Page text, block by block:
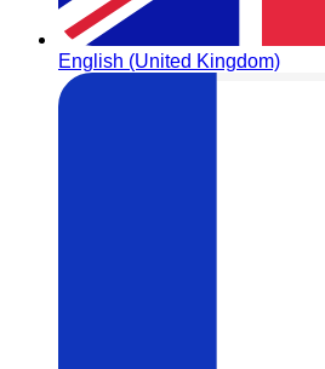
English (United Kingdom)